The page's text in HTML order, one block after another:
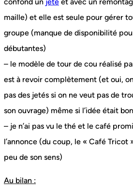
confond un jeté et avec un
maille) et elle est seule pour gérer
groupe (manque de disponibilité
débutantes)
– le modèle de tour de cou réalisé
est à revoir complètement (et oui,
pas des jetés si on ne veut pas de
son ouvrage) même si l’idée était
– je n’ai pas vu le thé et le café
l’annonce (du coup, le « Café Tricot
peu de son sens)
Au bilan :